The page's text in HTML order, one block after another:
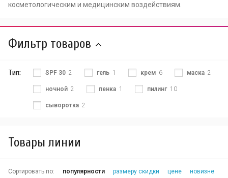
косметологическим и медицинским воздействиям.
Фильтр товаров
Тип: SPF 30 2 гель 1 крем 6 маска 2
ночной 2 пенка 1 пилинг 10
сыворотка 2
Товары линии
Сортировать по: популярности размеру скидки цене новизне